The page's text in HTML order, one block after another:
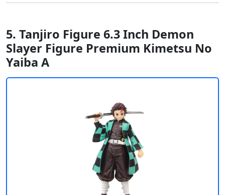
5. Tanjiro Figure 6.3 Inch Demon
Slayer Figure Premium Kimetsu No
Yaiba A